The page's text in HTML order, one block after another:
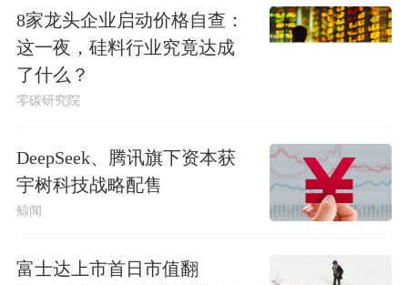
8家龙头企业启动价格自查：
这一夜，硅料行业究竟达成
了什么？
零碳研究院
DeepSeek、腾讯旗下资本获
宇树科技战略配售
鲸闻
富士达上市首日市值翻